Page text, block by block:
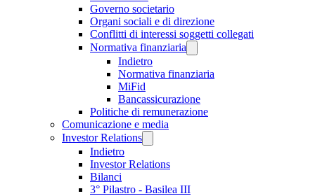
Governo societario
Organi sociali e di direzione
Conflitti di interessi soggetti collegati
Normativa finanziaria
Indietro
Normativa finanziaria
MiFid
Bancassicurazione
Politiche di remunerazione
Comunicazione e media
Investor Relations
Indietro
Investor Relations
Bilanci
3° Pilastro - Basilea III